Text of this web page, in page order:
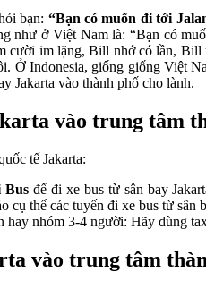
bạn: “Bạn có muốn đi tới
như ở Việt Nam là: “Bạn có
cười im lặng, Bill nhớ có lần,
Ở Indonesia, giống giống Việt
Jakarta vào thành phố cho lành.
vào trung tâm
tế Jakarta:
Bus để đi xe bus từ sân bay
cụ thể các tuyến đi xe bus từ sân
hay nhóm 3-4 người: Hãy dùng
vào trung tâm